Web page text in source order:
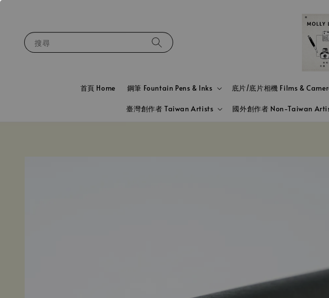
搜尋
首頁 Home 鋼筆 Fountain Pens & Inks 底片/底片相機 Films &
臺灣創作者 Taiwan Artists 國外創作者 Non-Taiwan